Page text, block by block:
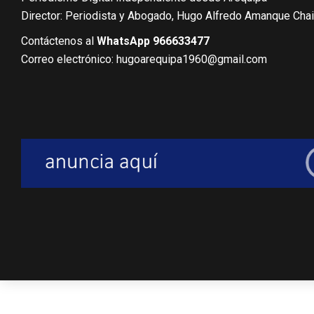
Director: Periodista y Abogado, Hugo Alfredo Amanque
Contáctenos al WhatsApp 966633477
Correo electrónico: hugoarequipa1960@gmail.com